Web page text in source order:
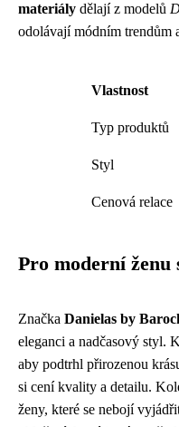
materiály dělají z modelů
odolávají módním trendům
Vlastnost
Typ produktů
Styl
Cenová relace
Pro moderní ženu
Značka Danielas by
eleganci a nadčasový styl.
aby podtrhl přirozenou
si cení kvality a detailu.
ženy, které se nebojí